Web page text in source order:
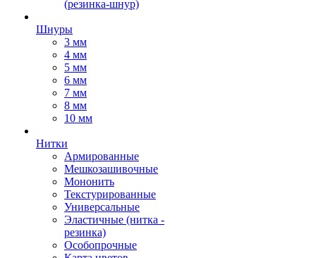
(резинка-шнур)
Шнуры
3 мм
4 мм
5 мм
6 мм
7 мм
8 мм
10 мм
Нитки
Армированные
Мешкозашивочные
Мононить
Текстурированные
Универсальные
Эластичные (нитка -
резинка)
Особопрочные